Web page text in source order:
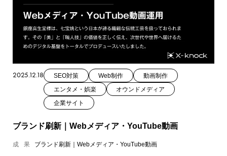
2025.12.18 SEO対策 Web制作
動画制作
エンタメ・娯楽
オウンドメディア
企業サイト
ブランド刷新｜Webメディア・YouTube動画
成果 ブランド刷新｜Webメディア・YouTube動画